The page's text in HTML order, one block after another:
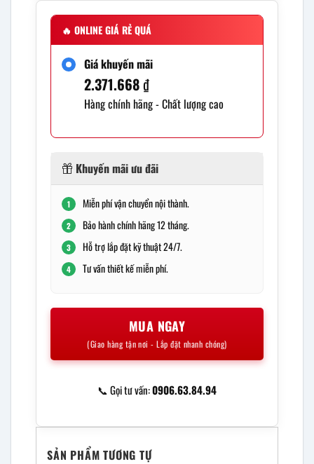
🔥 ONLINE GIÁ RẺ QUÁ
Giá khuyến mãi
2.371.668₫
Hàng chính hãng - Chất lượng cao
Khuyến mãi ưu đãi
1 Miễn phí vận chuyển nội thành.
2 Bảo hành chính hãng 12 tháng.
3 Hỗ trợ lắp đặt kỹ thuật 24/7.
4 Tư vấn thiết kế miễn phí.
MUA NGAY
(Giao hàng tận nơi - Lắp đặt nhanh chóng)
📞 Gọi tư vấn:0906.63.84.94
SẢN PHẨM TƯƠNG TỰ